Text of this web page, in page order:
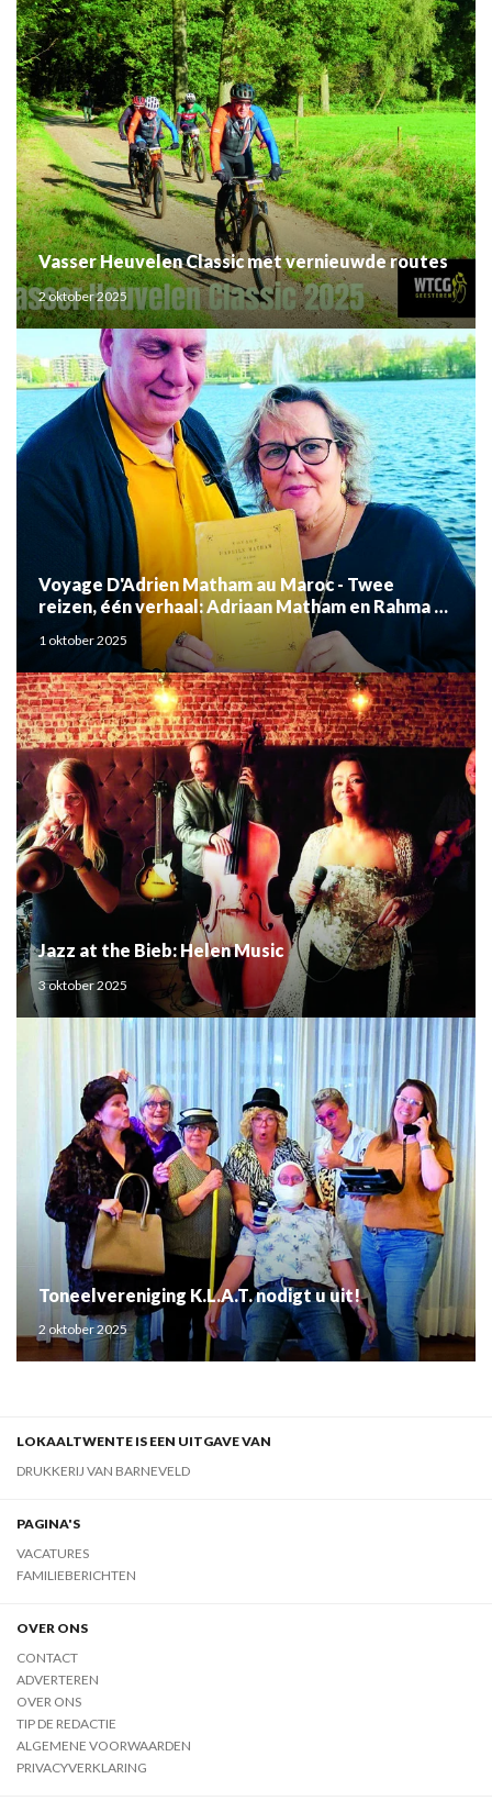
Vasser Heuvelen Classic met vernieuwde routes
2 oktober 2025
Voyage D'Adrien Matham au Maroc - Twee
reizen, één verhaal: Adriaan Matham en Rahma el
Mouden
1 oktober 2025
Jazz at the Bieb: Helen Music
3 oktober 2025
Toneelvereniging K.L.A.T. nodigt u uit!
2 oktober 2025
LOKAALTWENTE IS EEN UITGAVE VAN
DRUKKERIJ VAN BARNEVELD
PAGINA'S
VACATURES
FAMILIEBERICHTEN
OVER ONS
CONTACT
ADVERTEREN
OVER ONS
TIP DE REDACTIE
ALGEMENE VOORWAARDEN
PRIVACYVERKLARING